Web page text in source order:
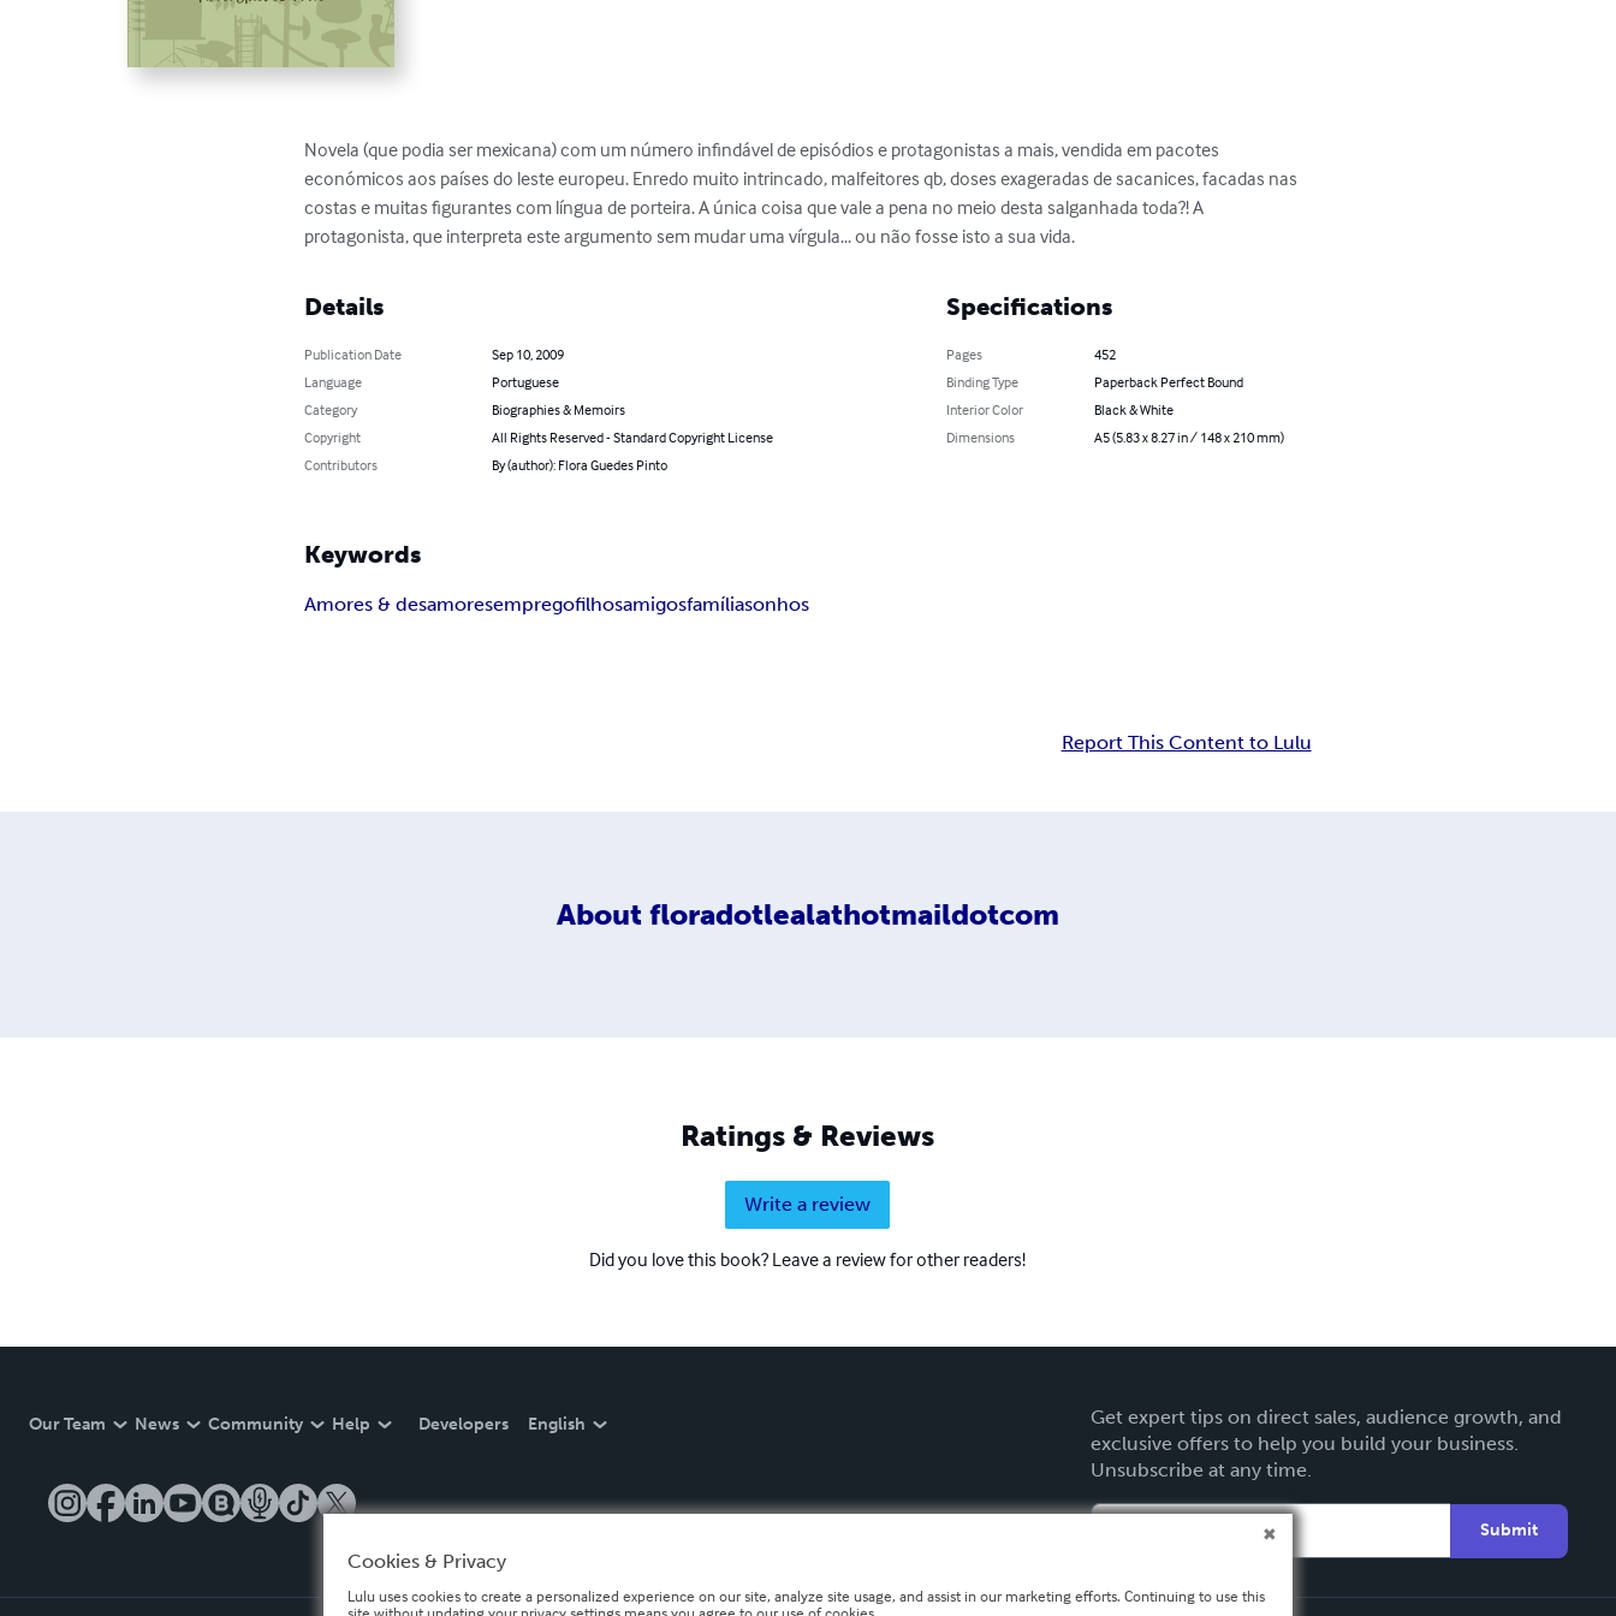
Novela (que podia ser mexicana) com um número infindável de episódios e protagonistas a mais, vendida em pacotes
económicos aos países do leste europeu. Enredo muito intrincado, malfeitores qb, doses exageradas de sacanices, facadas nas
costas e muitas figurantes com língua de porteira. A única coisa que vale a pena no meio desta salganhada toda?! A
protagonista, que interpreta este argumento sem mudar uma vírgula... ou não fosse isto a sua vida.
Details
Publication Date
Sep 10, 2009
Language
Portuguese
Category
Biographies & Memoirs
Copyright
All Rights Reserved - Standard Copyright License
Contributors
By (author): Flora Guedes Pinto
Specifications
Pages
452
Binding Type
Paperback Perfect Bound
Interior Color
Black & White
Dimensions
A5 (5.83 x 8.27 in / 148 x 210 mm)
Keywords
Amores & desamoresempregofilhosamigosfamíliasonhos
Report This Content to Lulu
About floradotlealathotmaildotcom
Ratings & Reviews
Write a review
Did you love this book? Leave a review for other readers!
Our Team News Community Help Developers English
Get expert tips on direct sales, audience growth, and
exclusive offers to help you build your business.
Unsubscribe at any time.
Submit
Cookies & Privacy
Lulu uses cookies to create a personalized experience on our site, analyze site usage, and assist in our marketing efforts. Continuing to use this